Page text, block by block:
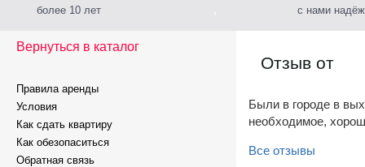
более 10 лет
с нами
Вернуться в каталог
Правила аренды
Условия
Как сдать квартиру
Как обезопаситься
Обратная связь
Отзыв от
Были в городе в
необходимое,
Все отзывы